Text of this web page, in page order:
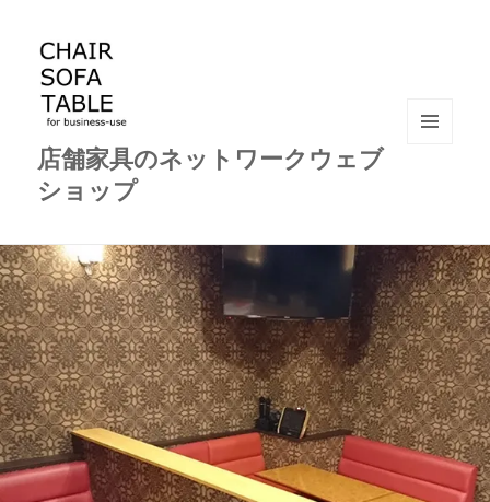
店舗家具のネットワークウェブ
ショップ